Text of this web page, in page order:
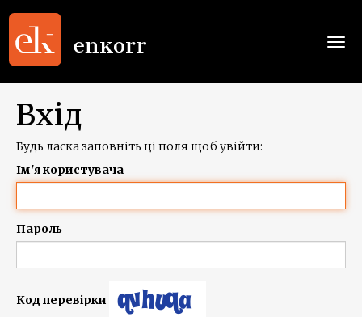
Вхід
Будь ласка заповніть ці поля щоб увійти:
Ім'я користувача
Пароль
Код перевірки